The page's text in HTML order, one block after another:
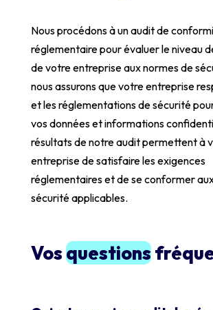
Nous procédons à un audit de
réglementaire pour évaluer le niveau
de votre entreprise aux normes de
nous assurons que votre entreprise
et les réglementations de sécurité
vos données et informations
résultats de notre audit permettent à
entreprise de satisfaire les exigences
réglementaires et de se conformer
sécurité applicables.
Vosquestions